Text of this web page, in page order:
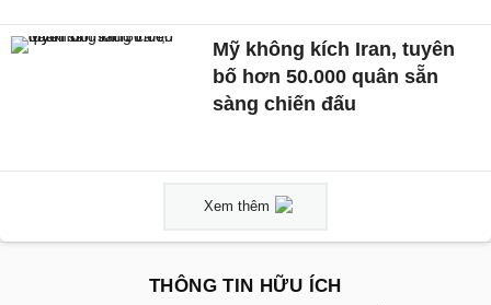
Mỹ không kích Iran, tuyên
bố hơn 50.000 quân sẵn
sàng chiến đấu
Xem thêm
THÔNG TIN HỮU ÍCH